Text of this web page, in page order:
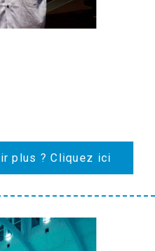
plus ? Cliquez ici